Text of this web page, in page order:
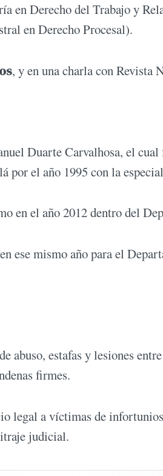
en Derecho del Trabajo y
en Derecho Procesal).
, y en una charla con Revista
Duarte Carvalhosa, el
el año 1995 con la
en el año 2012 dentro del
ese mismo año para el
estafas y lesiones
firmes.
legal a víctimas de
judicial.